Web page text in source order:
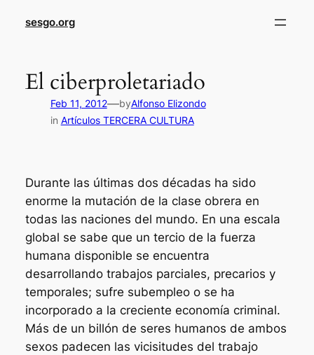
sesgo.org
El ciberproletariado
Feb 11, 2012—byAlfonso Elizondo
in Artículos TERCERA CULTURA
Durante las últimas dos décadas ha sido
enorme la mutación de la clase obrera en
todas las naciones del mundo. En una escala
global se sabe que un tercio de la fuerza
humana disponible se encuentra
desarrollando trabajos parciales, precarios y
temporales; sufre subempleo o se ha
incorporado a la creciente economía criminal.
Más de un billón de seres humanos de ambos
sexos padecen las vicisitudes del trabajo